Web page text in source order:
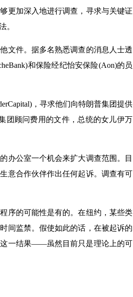
加深入地进行调查，寻求与关键证
。
件。据多名熟悉调查的消息人士透
和保险经纪怡安保险(Aon)的员
，寻求他们向特朗普集团提供
团顾问费用的文件，总统的女儿伊万
公室一个机会来扩大调查范围。目
意合作伙伴作出任何起诉。调查有可
的可能性是有的。在纽约，某些类
间监禁。假使如此的话，在被起诉的
一结果——虽然目前只是理论上的可